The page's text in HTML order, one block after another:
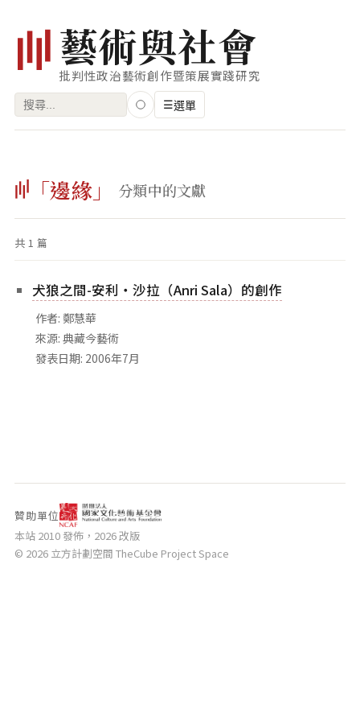
藝術與社會
批判性政治藝術創作暨策展實踐研究
搜
字:
☰選單
藝術家
創作類型
專題
索引
關鍵字
標籤雲
相關網站
出版品
「邊緣」 分類中的文獻
共 1 篇
犬狼之間-安利‧沙拉（Anri Sala）的創作
作者: 鄭慧華
來源: 典藏今藝術
發表日期: 2006年7月
贊助單位
本站 2010 發佈，2026 改版
© 2026 立方計劃空間 TheCube Project Space